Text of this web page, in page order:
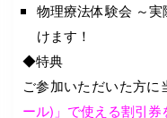
物理療法体験会 ～
けます！
◆特典
ご参加いただいた方に
ール)」で使える割引